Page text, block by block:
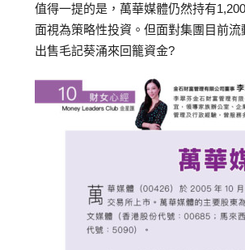
值得一提的是，萬華媒體仍然持有
面視為策略性投資。但面對集團目前
出售毛記葵涌來回籠資金?